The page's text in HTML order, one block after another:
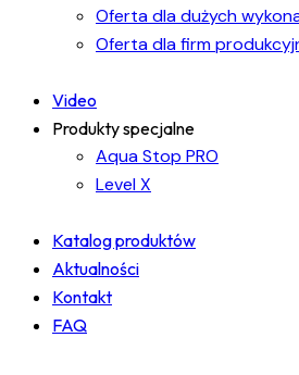
Oferta dla dużych
Oferta dla firm
Video
Produkty specjalne
Aqua Stop PRO
Level X
Katalog produktów
Aktualności
Kontakt
FAQ